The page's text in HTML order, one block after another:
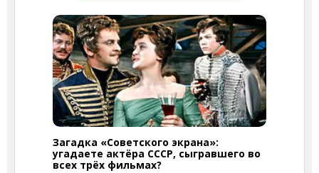
Загадка «Советского экрана»:
угадаете актёра СССР, сыгравшего во
всех трёх фильмах?